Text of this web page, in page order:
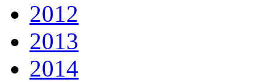
2012
2013
2014